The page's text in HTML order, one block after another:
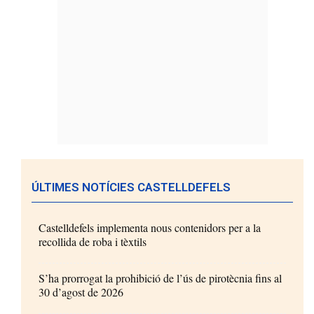
ÚLTIMES NOTÍCIES CASTELLDEFELS
Castelldefels implementa nous contenidors per a la
recollida de roba i tèxtils
S’ha prorrogat la prohibició de l’ús de pirotècnia fins al
30 d’agost de 2026